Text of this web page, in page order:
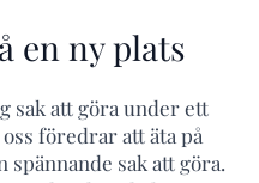
en ny plats
sak att göra under ett
föredrar att äta på
sak att göra.